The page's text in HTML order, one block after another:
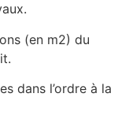
(en m2) du
dans l’ordre à la